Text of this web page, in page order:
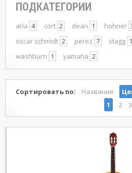
ПОДКАТЕГОРИИ
aria 4 cort 2 dean 1 hohner
oscar schmidt 2 perez 7 stagg
washburn 1 yamaha 2
Сортировать по: Название
1
2 3